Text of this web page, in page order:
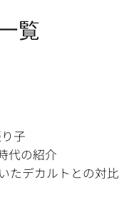
覧
子
代の紹介
たデカルトとの対比